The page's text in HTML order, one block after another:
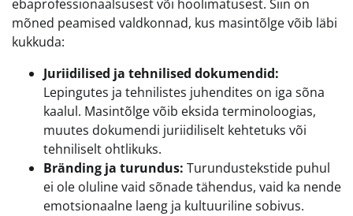
ebaprofessionaalsusest või hoolimatusest. Siin on
mõned peamised valdkonnad, kus masintõlge võib läbi
kukkuda:
Juriidilised ja tehnilised dokumendid:
Lepingutes ja tehnilistes juhendites on iga sõna
kaalul. Masintõlge võib eksida terminoloogias,
muutes dokumendi juriidiliselt kehtetuks või
tehniliselt ohtlikuks.
Bränding ja turundus: Turundustekstide puhul
ei ole oluline vaid sõnade tähendus, vaid ka nende
emotsionaalne laeng ja kultuuriline sobivus.